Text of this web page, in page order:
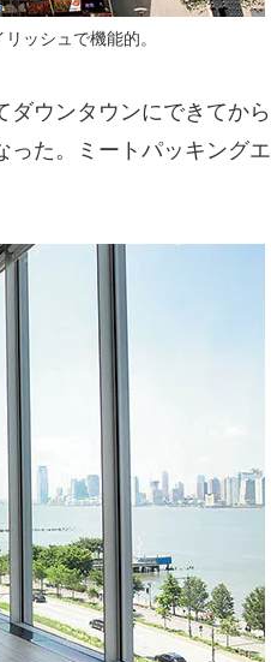
ッシュで機能的。
ウンタウンにできてか
った。ミートパッキング